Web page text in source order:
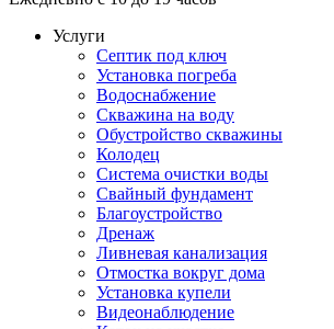
Услуги
Септик под ключ
Установка погреба
Водоснабжение
Скважина на воду
Обустройство скважины
Колодец
Система очистки воды
Свайный фундамент
Благоустройство
Дренаж
Ливневая канализация
Отмостка вокруг дома
Установка купели
Видеонаблюдение